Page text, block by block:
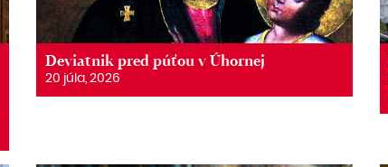
Deviatnik pred púťou v Úhornej
20 júla, 2026